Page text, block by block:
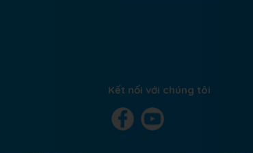
Kết nối với chúng tôi